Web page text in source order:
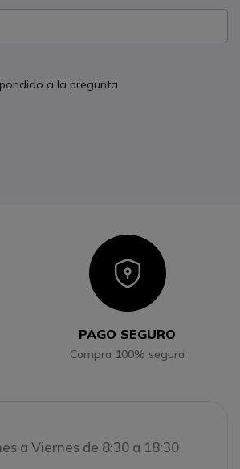
a la pregunta
Icon
PAGO SEGURO
Compra 100% segura
a Viernes de 8:30 a 18:30